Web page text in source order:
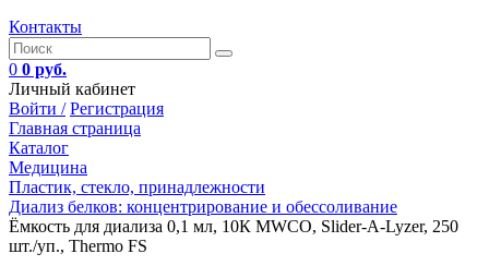
Контакты
0 0 руб.
Личный кабинет
Войти / Регистрация
Главная страница
Каталог
Медицина
Пластик, стекло, принадлежности
Диализ белков: концентрирование и обессоливание
Ёмкость для диализа 0,1 мл, 10К MWCO, Slider-A-Lyzer, 250
шт./уп., Thermo FS